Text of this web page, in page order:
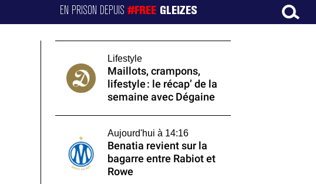
EN PRISON DEPUIS#FREE GLEIZES
Lifestyle
Maillots, crampons,
lifestyle : le récap’ de la
semaine avec Dégaine
Aujourd'hui à 14:16
Benatia revient sur la
bagarre entre Rabiot et
Rowe